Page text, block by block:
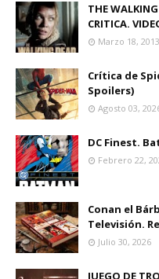
THE
CRITICA.
Marzo 18, 2013
Crítica de
Spoilers)
Agosto 03,
DC Finest.
Febrero 22,
Conan el
Televisión.
Julio 30, 2026
JUEGO DE